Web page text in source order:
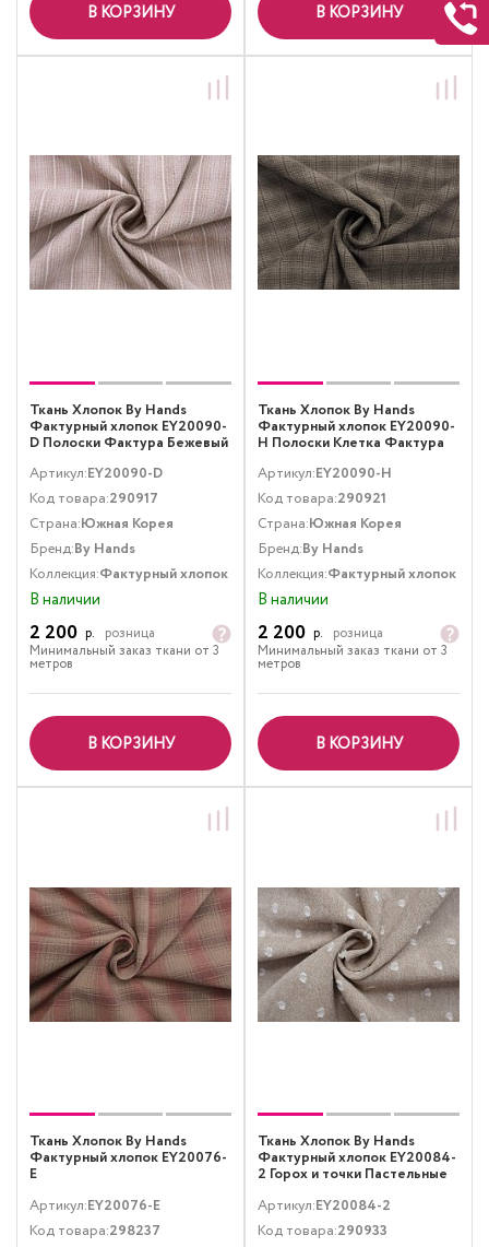
В КОРЗИНУ В КОРЗИНУ
Ткань Хлопок By Hands
Фактурный хлопок EY20090-
D Полоски Фактура Бежевый
Артикул:EY20090-D
Код товара:290917
Страна:Южная Корея
Бренд:By Hands
Коллекция:Фактурный хлопок
В наличии
2 200 р.
розница
Минимальный заказ ткани от 3
метров
В КОРЗИНУ
Ткань Хлопок By Hands
Фактурный хлопок EY20090-
H Полоски Клетка Фактура
Артикул:EY20090-H
Код товара:290921
Страна:Южная Корея
Бренд:By Hands
Коллекция:Фактурный хлопок
В наличии
2 200 р.
розница
Минимальный заказ ткани от 3
метров
В КОРЗИНУ
Ткань Хлопок By Hands
Фактурный хлопок EY20076-
E
Артикул:EY20076-E
Код товара:298237
Ткань Хлопок By Hands
Фактурный хлопок EY20084-
2 Горох и точки Пастельные
Артикул:EY20084-2
Код товара:290933